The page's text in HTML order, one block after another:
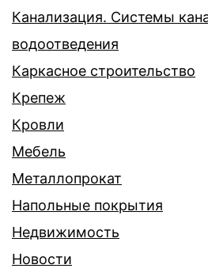
Канализация. Системы
водоотведения
Каркасное строительство
Крепеж
Кровли
Мебель
Металлопрокат
Напольные покрытия
Недвижимость
Новости